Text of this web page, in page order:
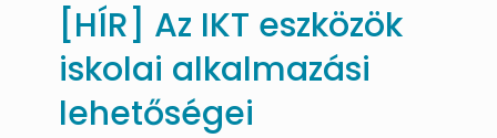
[HÍR] Az IKT eszközök
iskolai alkalmazási
lehetőségei